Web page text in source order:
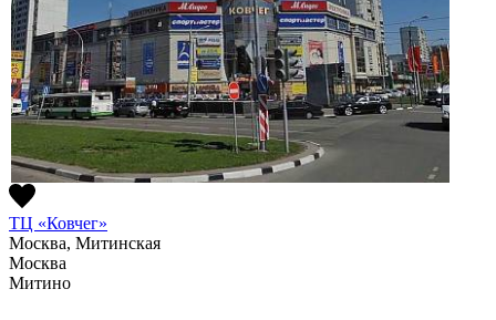
ТЦ «Ковчег»
Москва, Митинская
Москва
Митино